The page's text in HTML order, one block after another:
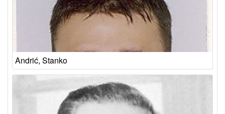
Andrić, Stanko